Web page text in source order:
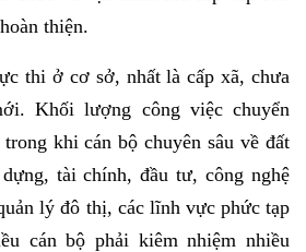
thiện.
thi ở cơ sở, nhất là cấp xã, chưa
Khối lượng công việc chuyển
khi cán bộ chuyên sâu về đất
tài chính, đầu tư, công nghệ
lý đô thị, các lĩnh vực phức tạp
cán bộ phải kiêm nhiệm nhiều